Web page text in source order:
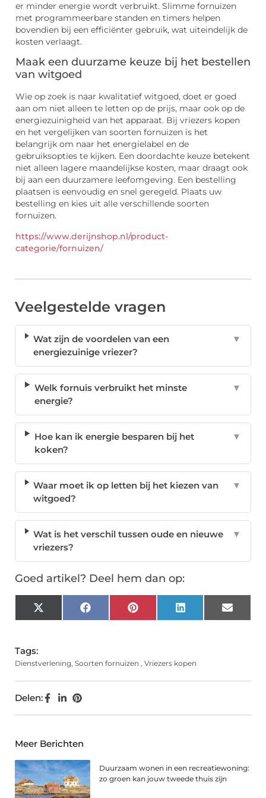
er minder energie wordt verbruikt. Slimme fornuizen
met programmeerbare standen en timers helpen
bovendien bij een efficiënter gebruik, wat uiteindelijk de
kosten verlaagt.
Maak een duurzame keuze bij het bestellen
van witgoed
Wie op zoek is naar kwalitatief witgoed, doet er goed
aan om niet alleen te letten op de prijs, maar ook op de
energiezuinigheid van het apparaat. Bij vriezers kopen
en het vergelijken van soorten fornuizen is het
belangrijk om naar het energielabel en de
gebruiksopties te kijken. Een doordachte keuze betekent
niet alleen lagere maandelijkse kosten, maar draagt ook
bij aan een duurzamere leefomgeving. Een bestelling
plaatsen is eenvoudig en snel geregeld. Plaats uw
bestelling en kies uit alle verschillende soorten
fornuizen.
https://www.derijnshop.nl/product-
categorie/fornuizen/
Veelgestelde vragen
Wat zijn de voordelen van een
energiezuinige vriezer?
▼
Welk fornuis verbruikt het minste
energie?
▼
Hoe kan ik energie besparen bij het
koken?
▼
Waar moet ik op letten bij het kiezen van
witgoed?
▼
Wat is het verschil tussen oude en nieuwe
vriezers?
▼
Goed artikel? Deel hem dan op:
X
(Twitter)
FacebookPinterest LinkedIn Email
Tags:
Dienstverlening, Soorten fornuizen , Vriezers kopen
Delen:
Meer Berichten
Duurzaam wonen in een recreatiewoning:
zo groen kan jouw tweede thuis zijn